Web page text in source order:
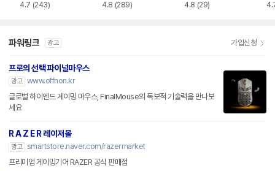
4.7 (243) 4.8 (289) 4.8 (29)
파워링크 광고 가입신청
프로의 선택 파이널마우스
광고 www.offnon.kr
글로벌 하이엔드 게이밍 마우스, FinalMouse의 독보적 기술력을 만나보
세요
R A Z E R 레이저몰
광고 smartstore.naver.com/razermarket
프리미엄 게이밍기어 RAZER 공식 판매점